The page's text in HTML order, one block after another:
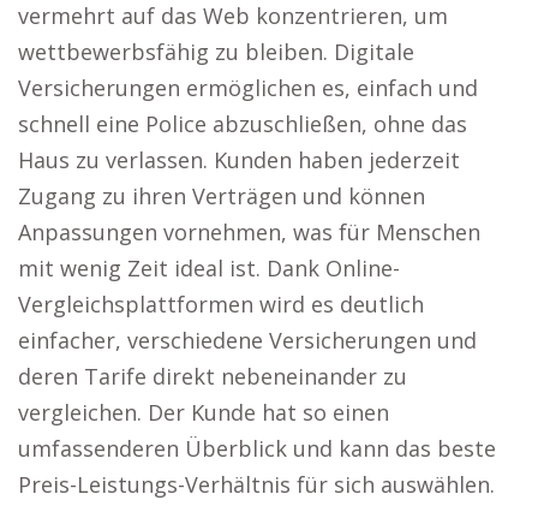
vermehrt auf das Web konzentrieren, um
wettbewerbsfähig zu bleiben. Digitale
Versicherungen ermöglichen es, einfach und
schnell eine Police abzuschließen, ohne das
Haus zu verlassen. Kunden haben jederzeit
Zugang zu ihren Verträgen und können
Anpassungen vornehmen, was für Menschen
mit wenig Zeit ideal ist. Dank Online-
Vergleichsplattformen wird es deutlich
einfacher, verschiedene Versicherungen und
deren Tarife direkt nebeneinander zu
vergleichen. Der Kunde hat so einen
umfassenderen Überblick und kann das beste
Preis-Leistungs-Verhältnis für sich auswählen.